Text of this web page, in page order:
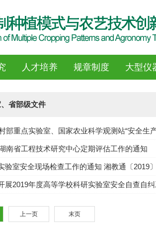
人才培养 规章制度 大型仪
、省部级文件
部重点实验室、国家农业科学观测站“安全生
南省工程技术研究中心定期评估工作的通知
验室安全现场检查工作的通知 湘教通〔2019
展2019年度高等学校科研实验室安全自查自
上一页 末页